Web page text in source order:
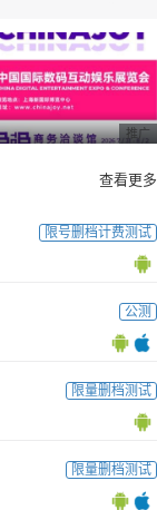
押注UGC？
推广
查看更多
限号删档计费测试
公测
限量删档测试
限量删档测试